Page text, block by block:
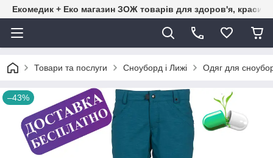
Екомедик + Еко магазин ЗОЖ товарів для здоров'я, краси
Товари та послуги Сноуборд і Лижі Одяг для
–43%